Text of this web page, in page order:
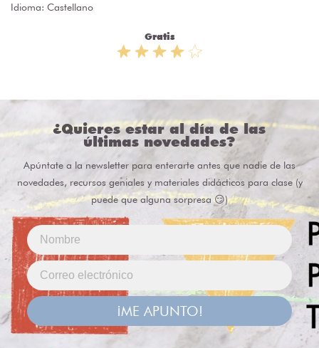
Idioma: Castellano
Gratis
¿Quieres estar al día de las
últimas novedades?
Apúntate a la newsletter para enterarte antes que nadie de las
novedades, recursos geniales y materiales didácticos para clase (y
puede que alguna sorpresa 😏)
¡ME APUNTO!